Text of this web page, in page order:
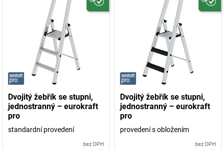
Dvojitý žebřík se stupni,
jednostranný – eurokraft
pro
standardní provedení
bez DPH
Dvojitý žebřík se stupni,
jednostranný – eurokraft
pro
provedení s obložením
bez DPH